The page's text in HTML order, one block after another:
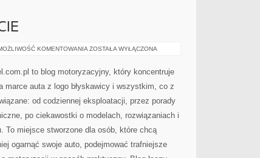
KOMENTOWANIA OPEL
ZOSTAŁA WYŁĄCZONA
to blog motoryzacyjny, który koncentruje
marce auta z logo błyskawicy i wszystkim, co z
od codziennej eksploatacji, przez porady
po ciekawostki o modelach, rozwiązaniach i
To miejsce stworzone dla osób, które chcą
ogarnąć swoje auto, podejmować trafniejsze